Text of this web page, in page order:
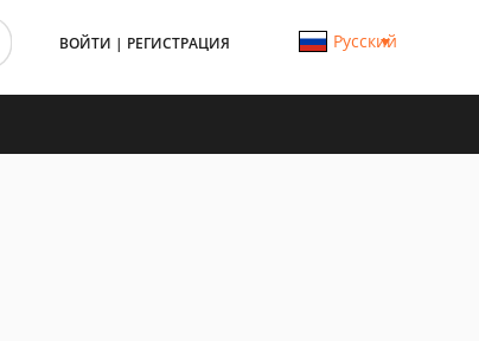
ВОЙТИ | РЕГИСТРАЦИЯ Русский